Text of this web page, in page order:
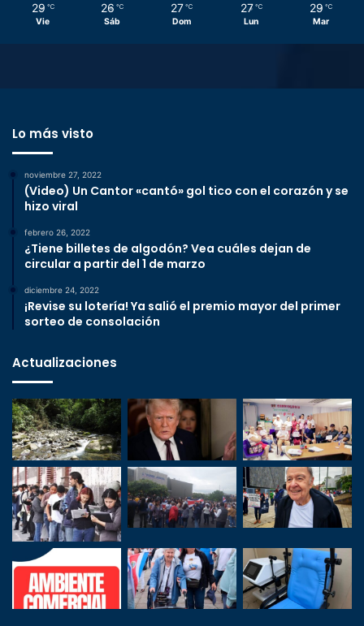
29 ℃
Vie
26 ℃
Sáb
27 ℃
Dom
27 ℃
Lun
29 ℃
Mar
Lo más visto
noviembre 27, 2022
(Video) Un Cantor «cantó» gol tico con el corazón y se
hizo viral
febrero 26, 2022
¿Tiene billetes de algodón? Vea cuáles dejan de
circular a partir del 1 de marzo
diciembre 24, 2022
¡Revise su lotería! Ya salió el premio mayor del primer
sorteo de consolación
Actualizaciones